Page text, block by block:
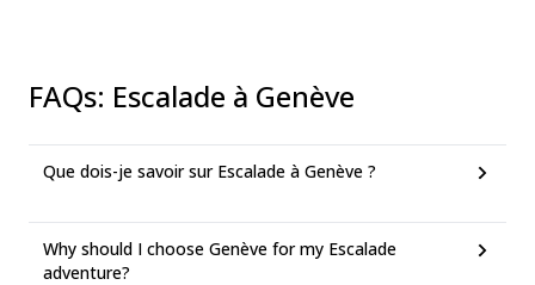
FAQs: Escalade à Genève
Que dois-je savoir sur Escalade à Genève ?
Why should I choose Genève for my Escalade
adventure?